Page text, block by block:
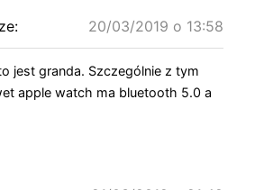
20/03/2019 o 13:58
jest granda. Szczególnie z tym
apple watch ma bluetooth 5.0 a